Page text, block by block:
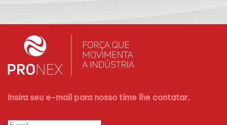
Insira seu e-mail para nosso time lhe contatar.